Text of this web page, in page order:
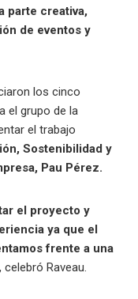
parte creativa,
de eventos y
los cinco
el grupo de la
el trabajo
Sostenibilidad y
Pau Pérez.
el proyecto y
ya que el
frente a una
, celebró Raveau.